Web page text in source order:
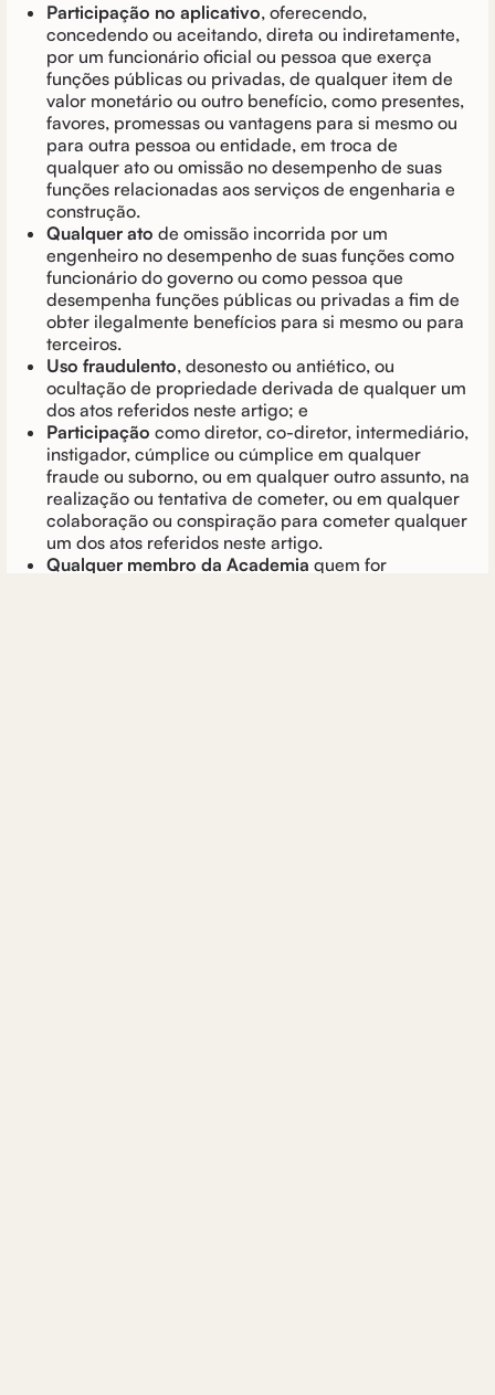
Participação no aplicativo, oferecendo,
concedendo ou aceitando, direta ou indiretamente,
por um funcionário oficial ou pessoa que exerça
funções públicas ou privadas, de qualquer item de
valor monetário ou outro benefício, como presentes,
favores, promessas ou vantagens para si mesmo ou
para outra pessoa ou entidade, em troca de
qualquer ato ou omissão no desempenho de suas
funções relacionadas aos serviços de engenharia e
construção.
Qualquer ato de omissão incorrida por um
engenheiro no desempenho de suas funções como
funcionário do governo ou como pessoa que
desempenha funções públicas ou privadas a fim de
obter ilegalmente benefícios para si mesmo ou para
terceiros.
Uso fraudulento, desonesto ou antiético, ou
ocultação de propriedade derivada de qualquer um
dos atos referidos neste artigo; e
Participação como diretor, co-diretor, intermediário,
instigador, cúmplice ou cúmplice em qualquer
fraude ou suborno, ou em qualquer outro assunto, na
realização ou tentativa de cometer, ou em qualquer
colaboração ou conspiração para cometer qualquer
um dos atos referidos neste artigo.
Qualquer membro da Academia quem for